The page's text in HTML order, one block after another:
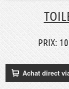
PRIX: